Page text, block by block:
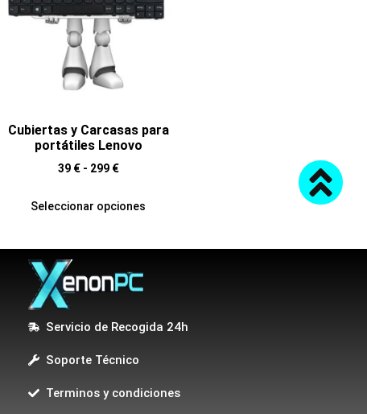
Cubiertas y Carcasas para
portátiles Lenovo
39 € - 299 €
Seleccionar opciones
Servicio de Recogida 24h
Soporte Técnico
Terminos y condiciones